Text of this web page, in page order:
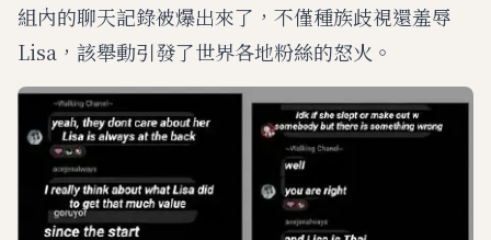
組內的聊天記錄被爆出來了，不僅種族歧視還羞辱
Lisa，該舉動引發了世界各地粉絲的怒火。